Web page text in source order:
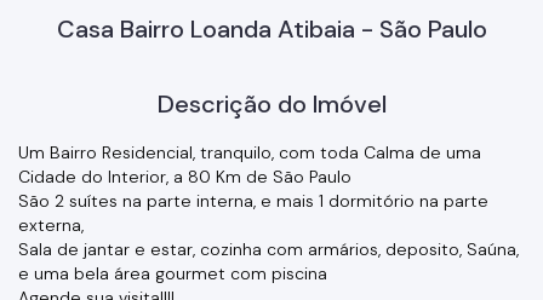
Casa Bairro Loanda Atibaia - São Paulo
Descrição do Imóvel
Um Bairro Residencial, tranquilo, com toda Calma de uma
Cidade do Interior, a 80 Km de São Paulo
São 2 suítes na parte interna, e mais 1 dormitório na parte
externa,
Sala de jantar e estar, cozinha com armários, deposito, Saúna,
e uma bela área gourmet com piscina